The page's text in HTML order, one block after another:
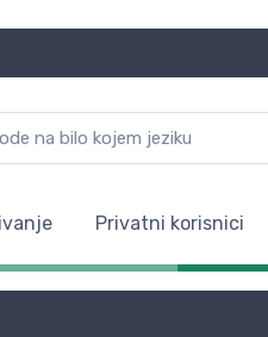
Privatni korisnici